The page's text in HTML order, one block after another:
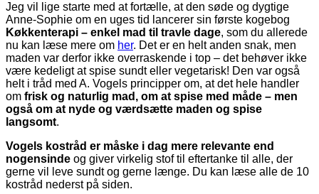
Jeg vil lige starte med at fortælle, at den søde og dygtige
Anne-Sophie om en uges tid lancerer sin første kogebog
Køkkenterapi – enkel mad til travle dage, som du allerede
nu kan læse mere om her. Det er en helt anden snak, men
maden var derfor ikke overraskende i top – det behøver ikke
være kedeligt at spise sundt eller vegetarisk! Den var også
helt i tråd med A. Vogels principper om, at det hele handler
om frisk og naturlig mad, om at spise med måde – men
også om at nyde og værdsætte maden og spise
langsomt.
Vogels kostråd er måske i dag mere relevante end
nogensinde og giver virkelig stof til eftertanke til alle, der
gerne vil leve sundt og gerne længe. Du kan læse alle de 10
kostråd nederst på siden.